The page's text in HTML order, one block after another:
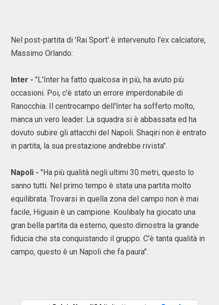
Nel post-partita di 'Rai Sport' è intervenuto l'ex calciatore,
Massimo Orlando:
Inter - "L'Inter ha fatto qualcosa in più, ha avuto più
occasioni. Poi, c'è stato un errore imperdonabile di
Ranocchia. Il centrocampo dell'Inter ha sofferto molto,
manca un vero leader. La squadra si è abbassata ed ha
dovuto subire gli attacchi del Napoli. Shaqiri non è entrato
in partita, la sua prestazione andrebbe rivista".
Napoli - "Ha più qualità negli ultimi 30 metri, questo lo
sanno tutti. Nel primo tempo è stata una partita molto
equilibrata. Trovarsi in quella zona del campo non è mai
facile, Higuain è un campione. Koulibaly ha giocato una
gran bella partita da esterno, questo dimostra la grande
fiducia che sta conquistando il gruppo. C'è tanta qualità in
campo, questo è un Napoli che fa paura".